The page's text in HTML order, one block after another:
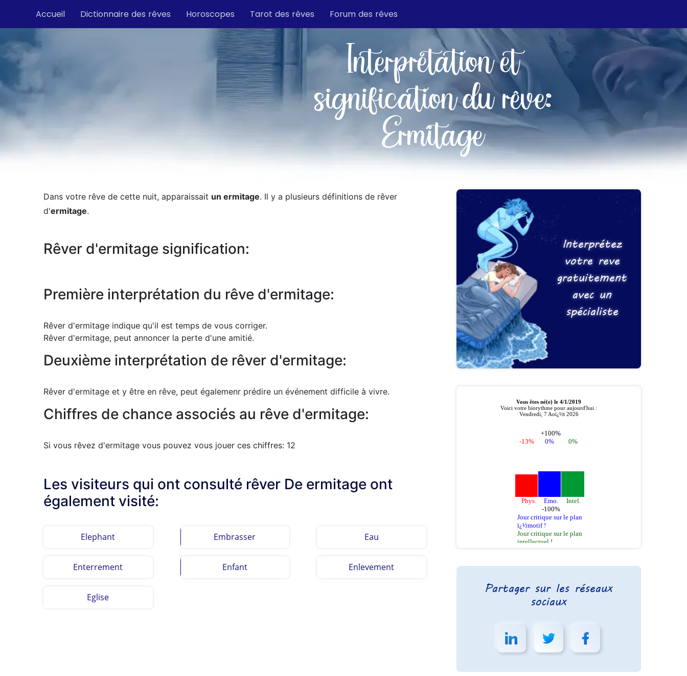
Accueil Dictionnaire des rêves Horoscopes Tarot des rêves Forum des rêves
Interprétation et
signification du rêve:
Ermitage
Dans votre rêve de cette nuit, apparaissait un ermitage. Il y a plusieurs définitions de rêver
d'ermitage.
Rêver d'ermitage signification:
Première interprétation du rêve d'ermitage:
Rêver d'ermitage indique qu'il est temps de vous corriger.
Rêver d'ermitage, peut annoncer la perte d'une amitié.
Deuxième interprétation de rêver d'ermitage:
Rêver d'ermitage et y être en rêve, peut égalemenr prédire un événement difficile à vivre.
Chiffres de chance associés au rêve d'ermitage:
Si vous rêvez d'ermitage vous pouvez vous jouer ces chiffres: 12
Les visiteurs qui ont consulté rêver De ermitage ont
également visité:
Elephant Embrasser Eau
Enterrement Enfant Enlevement
Eglise
Interprétez
votre reve
gratuitement
avec un
spécialiste
Partager sur les réseaux
sociaux